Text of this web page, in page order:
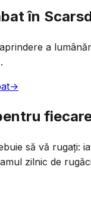
în
a
→
să vă rugați:
zilnic de